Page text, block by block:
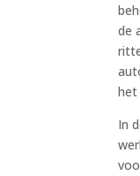
de
het
In